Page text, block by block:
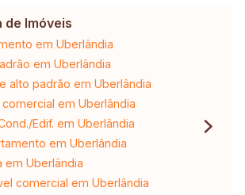
de Imóveis
em Uberlândia
em Uberlândia
alto padrão em Uberlândia
em Uberlândia
Edif. em Uberlândia
em Uberlândia
em Uberlândia
comercial em Uberlândia